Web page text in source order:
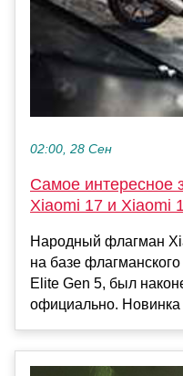
02:00, 28 Сен
Самое интересное
Xiaomi 17 и Xiaomi
Народный флагман
на базе
Elite Gen 5, был
официально. Новинка